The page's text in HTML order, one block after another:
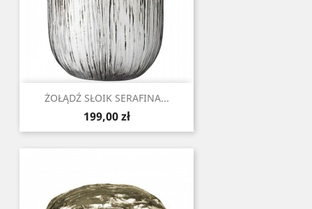
ŻOŁĄDŹ SŁOIK SERAFINA...
Cena
199,00 zł